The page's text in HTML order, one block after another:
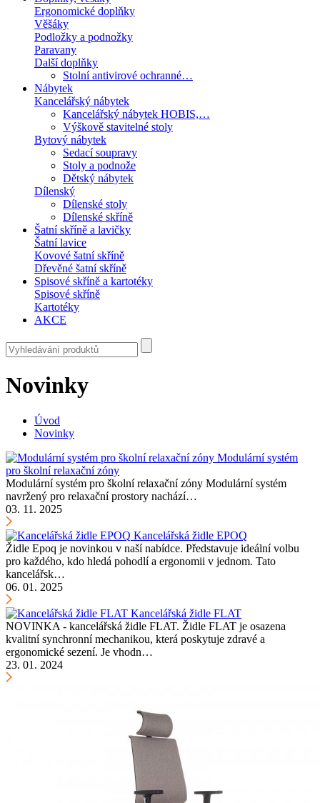
Ergonomické doplňky
Věšáky
Podložky a podnožky
Paravany
Další doplňky
Stolní antivirové ochranné…
Nábytek
Kancelářský nábytek
Kancelářský nábytek HOBIS,…
Výškově stavitelné stoly
Bytový nábytek
Sedací soupravy
Stoly a podnože
Dětský nábytek
Dílenský
Dílenské stoly
Dílenské skříně
Šatní skříně a lavičky
Šatní lavice
Kovové šatní skříně
Dřevěné šatní skříně
Spisové skříně a kartotéky
Spisové skříně
Kartotéky
AKCE
Novinky
Úvod
Novinky
Modulární systém
pro školní relaxační zóny
Modulární systém pro školní relaxační zóny Modulární systém
navržený pro relaxační prostory nachází…
03. 11. 2025
Kancelářská židle EPOQ
Židle Epoq je novinkou v naší nabídce. Představuje ideální volbu
pro každého, kdo hledá pohodlí a ergonomii v jednom. Tato
kancelářsk…
06. 01. 2025
Kancelářská židle FLAT
NOVINKA - kancelářská židle FLAT. Židle FLAT je osazena
kvalitní synchronní mechanikou, která poskytuje zdravé a
ergonomické sezení. Je vhodn…
23. 01. 2024